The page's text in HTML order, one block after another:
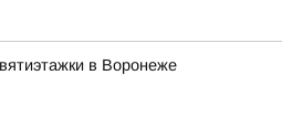
в Воронеже